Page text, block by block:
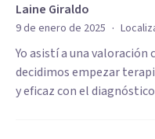
Laine Giraldo
9 de enero de 2025 ·
Yo asistí a una valoración
decidimos empezar
y eficaz con el